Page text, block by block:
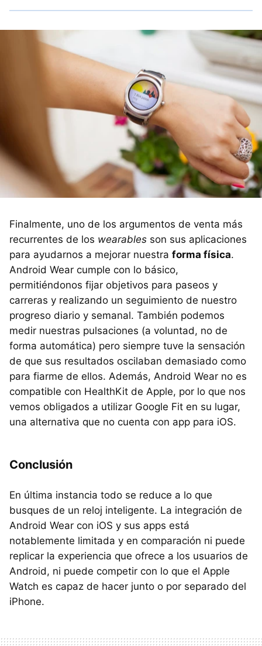
Finalmente, uno de los argumentos de venta más
recurrentes de los wearables son sus aplicaciones
para ayudarnos a mejorar nuestra forma física.
Android Wear cumple con lo básico,
permitiéndonos fijar objetivos para paseos y
carreras y realizando un seguimiento de nuestro
progreso diario y semanal. También podemos
medir nuestras pulsaciones (a voluntad, no de
forma automática) pero siempre tuve la sensación
de que sus resultados oscilaban demasiado como
para fiarme de ellos. Además, Android Wear no es
compatible con HealthKit de Apple, por lo que nos
vemos obligados a utilizar Google Fit en su lugar,
una alternativa que no cuenta con app para iOS.
Conclusión
En última instancia todo se reduce a lo que
busques de un reloj inteligente. La integración de
Android Wear con iOS y sus apps está
notablemente limitada y en comparación ni puede
replicar la experiencia que ofrece a los usuarios de
Android, ni puede competir con lo que el Apple
Watch es capaz de hacer junto o por separado del
iPhone.